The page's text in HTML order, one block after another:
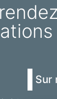
Sur